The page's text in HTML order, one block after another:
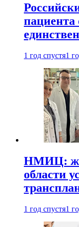
пациента
1 год спустя1
НМИЦ:
области
1 год спустя1